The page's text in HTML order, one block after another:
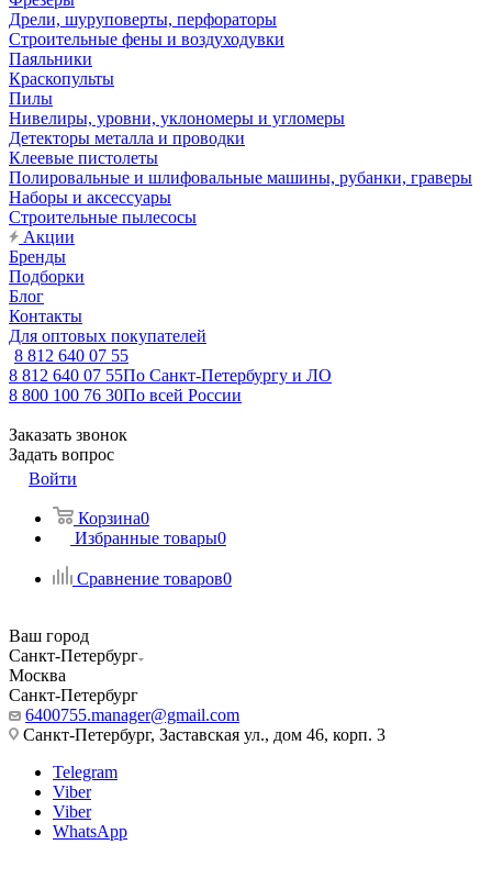
Дрели, шуруповерты, перфораторы
Строительные фены и воздуходувки
Паяльники
Краскопульты
Пилы
Нивелиры, уровни, уклономеры и угломеры
Детекторы металла и проводки
Клеевые пистолеты
Полировальные и шлифовальные машины, рубанки, граверы
Наборы и аксессуары
Строительные пылесосы
Акции
Бренды
Подборки
Блог
Контакты
Для оптовых покупателей
8 812 640 07 55
8 812 640 07 55По Санкт-Петербургу и ЛО
8 800 100 76 30По всей России
Заказать звонок
Задать вопрос
Войти
Корзина0
Избранные товары0
Сравнение товаров0
Ваш город
Санкт-Петербург
Москва
Санкт-Петербург
6400755.manager@gmail.com
Санкт-Петербург, Заставская ул., дом 46, корп. 3
Telegram
Viber
Viber
WhatsApp